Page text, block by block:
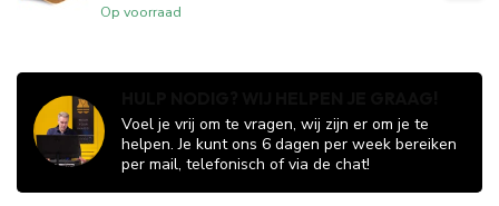
Op voorraad
Voel je vrij om te vragen, wij zijn er om je te
helpen. Je kunt ons 6 dagen per week bereiken
per mail, telefonisch of via de chat!